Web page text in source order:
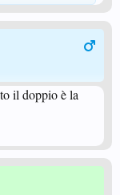
il doppio è la